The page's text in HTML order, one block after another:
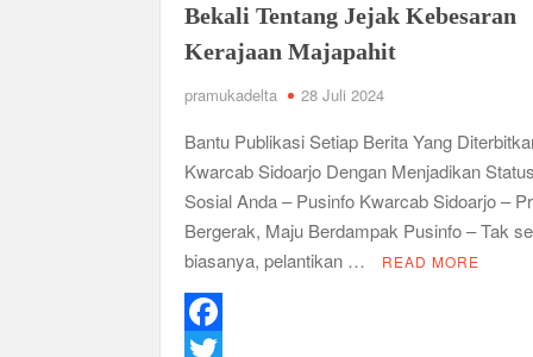
Gemuruh Semangat di Pangkalan SMP YPM 1
Generasi di PSCC VI
Perkuat Kepemimpinan dan Demokrasi,
Kwarran Porong Gembleng Penegak Pramuka
Tumbuhkan Ceria dan Karakter Sejak Dini, 704
2026
Ceria Bersama Pramuka Siaga: Membangun
Karena Karakter Tidak Dibentuk di Ruang
Gelar Musppanitera 2026, Kwarran Taman
Bekali Tentang Jejak Kebesaran
Kerajaan Majapahit
pramukadelta 28 Juli 2024
Bantu Publikasi Setiap Berita Yang
Kwarcab Sidoarjo Dengan Menjadikan
Sosial Anda – Pusinfo Kwarcab Sidoarjo –
Bergerak, Maju Berdampak Pusinfo – Tak
biasanya, pelantikan …
READ MORE
F